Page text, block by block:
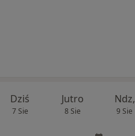
Dziś
7 Sie
Jutro
8 Sie
Ndz,
9 Sie